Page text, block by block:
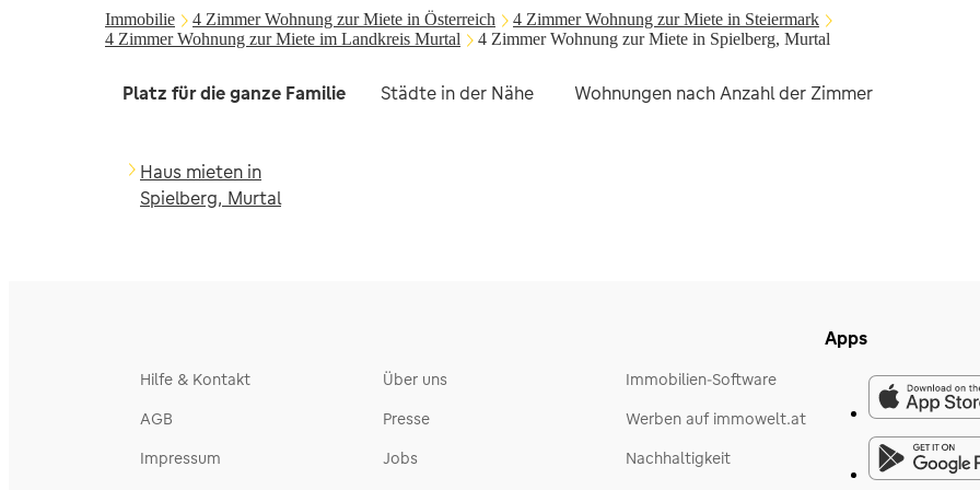
Immobilie 4 Zimmer Wohnung zur Miete in Österreich
4 Zimmer Wohnung zur Miete in Steiermark
4 Zimmer Wohnung zur Miete im Landkreis Murtal
4 Zimmer Wohnung zur Miete in Spielberg, Murtal
Platz für die ganze Familie Städte in der Nähe Wohnungen nach Anzahl der Zimmer
Haus mieten in
Spielberg, Murtal
Hilfe & Kontakt
AGB
Impressum
Über uns
Presse
Jobs
Immobilien-Software
Werben auf immowelt.at
Nachhaltigkeit
Apps